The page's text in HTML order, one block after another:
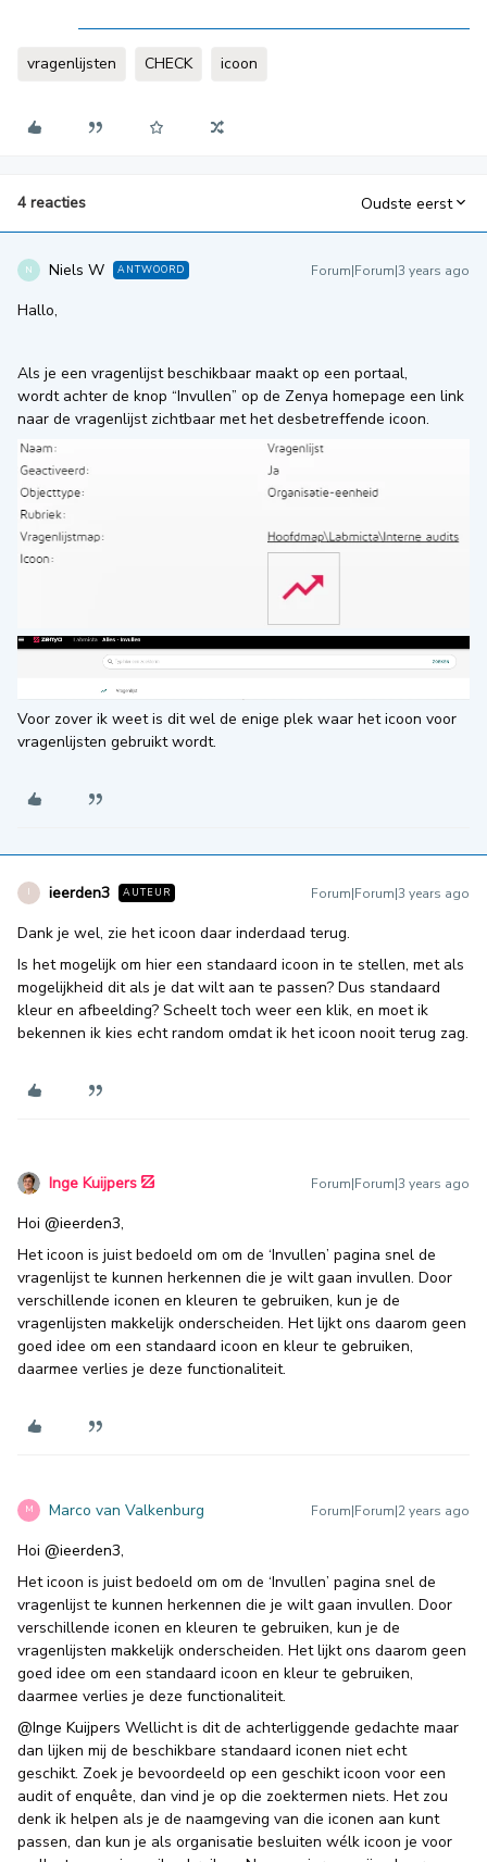
vragenlijsten CHECK icoon
4 reacties Oudste eerst
N Niels W ANTWOORD Forum|Forum|3 years ago
Hallo,
Als je een vragenlijst beschikbaar maakt op een portaal,
wordt achter de knop “Invullen” op de Zenya homepage een link
naar de vragenlijst zichtbaar met het desbetreffende icoon.
Voor zover ik weet is dit wel de enige plek waar het icoon voor
vragenlijsten gebruikt wordt.
I ieerden3 AUTEUR Forum|Forum|3 years ago
Dank je wel, zie het icoon daar inderdaad terug.
Is het mogelijk om hier een standaard icoon in te stellen, met als
mogelijkheid dit als je dat wilt aan te passen? Dus standaard
kleur en afbeelding? Scheelt toch weer een klik, en moet ik
bekennen ik kies echt random omdat ik het icoon nooit terug zag.
Inge Kuijpers Forum|Forum|3 years ago
Hoi @ieerden3,
Het icoon is juist bedoeld om om de ‘Invullen’ pagina snel de
vragenlijst te kunnen herkennen die je wilt gaan invullen. Door
verschillende iconen en kleuren te gebruiken, kun je de
vragenlijsten makkelijk onderscheiden. Het lijkt ons daarom geen
goed idee om een standaard icoon en kleur te gebruiken,
daarmee verlies je deze functionaliteit.
M Marco van Valkenburg Forum|Forum|2 years ago
Hoi @ieerden3,
Het icoon is juist bedoeld om om de ‘Invullen’ pagina snel de
vragenlijst te kunnen herkennen die je wilt gaan invullen. Door
verschillende iconen en kleuren te gebruiken, kun je de
vragenlijsten makkelijk onderscheiden. Het lijkt ons daarom geen
goed idee om een standaard icoon en kleur te gebruiken,
daarmee verlies je deze functionaliteit.
@Inge Kuijpers Wellicht is dit de achterliggende gedachte maar
dan lijken mij de beschikbare standaard iconen niet echt
geschikt. Zoek je bevoordeeld op een geschikt icoon voor een
audit of enquête, dan vind je op die zoektermen niets. Het zou
denk ik helpen als je de naamgeving van die iconen aan kunt
passen, dan kun je als organisatie besluiten wélk icoon je voor